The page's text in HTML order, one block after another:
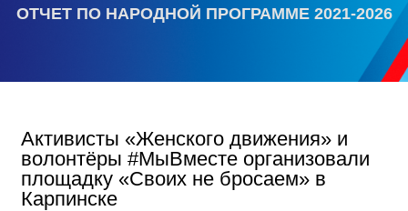
ОТЧЕТ ПО НАРОДНОЙ ПРОГРАММЕ 2021-2026
Активисты «Женского движения» и
волонтёры #МыВместе организовали
площадку «Своих не бросаем» в
Карпинске